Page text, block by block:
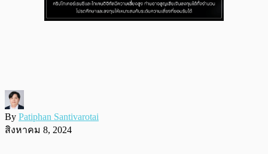
By Patiphan Santivarotai
สิงหาคม 8, 2024